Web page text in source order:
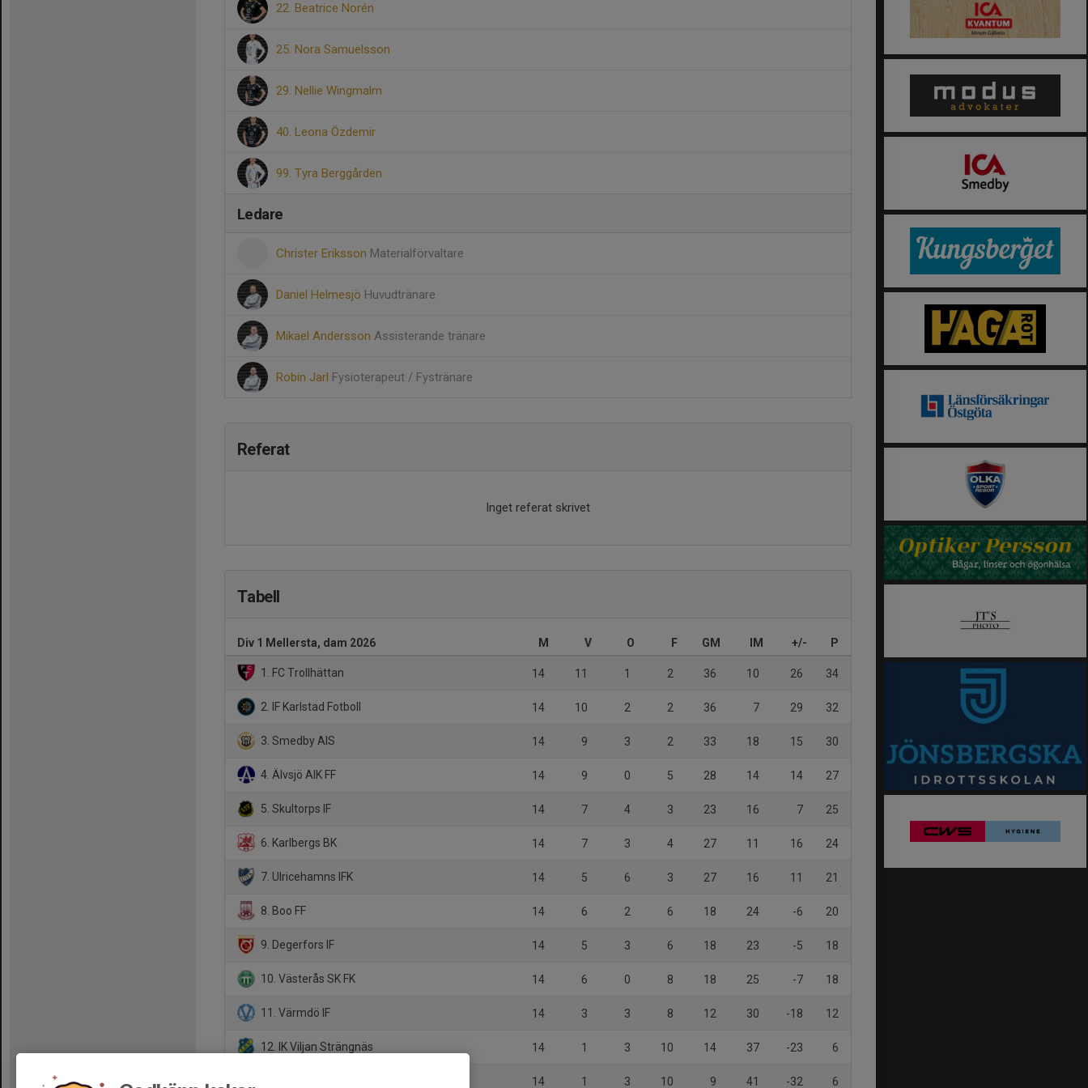
22. Beatrice Norén
25. Nora Samuelsson
29. Nellie Wingmalm
40. Leona Özdemir
99. Tyra Berggården
Ledare
Christer Eriksson Materialförvaltare
Daniel Helmesjö Huvudtränare
Mikael Andersson Assisterande tränare
Robin Jarl Fysioterapeut / Fystränare
Referat
Inget referat skrivet
Tabell
Div 1 Mellersta, dam 2026 M V O F GM IM +/- P
1. FC Trollhättan 14 11 1 2 36 10 26 34
2. IF Karlstad Fotboll 14 10 2 2 36 7 29 32
3. Smedby AIS 14 9 3 2 33 18 15 30
4. Älvsjö AIK FF 14 9 0 5 28 14 14 27
5. Skultorps IF 14 7 4 3 23 16 7 25
6. Karlbergs BK 14 7 3 4 27 11 16 24
7. Ulricehamns IFK 14 5 6 3 27 16 11 21
8. Boo FF 14 6 2 6 18 24 -6 20
9. Degerfors IF 14 5 3 6 18 23 -5 18
10. Västerås SK FK 14 6 0 8 18 25 -7 18
11. Värmdö IF 14 3 3 8 12 30 -18 12
12. IK Viljan Strängnäs 14 1 3 10 14 37 -23 6
14 1 3 10 9 41 -32 6